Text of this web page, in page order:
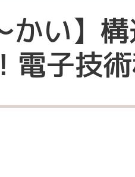
かい】
電子技